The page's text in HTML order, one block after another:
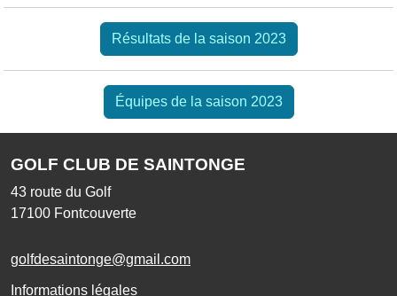
Résultats de la saison 2023
Équipes de la saison 2023
GOLF CLUB DE SAINTONGE
43 route du Golf
17100 Fontcouverte
golfdesaintonge@gmail.com
Informations légales